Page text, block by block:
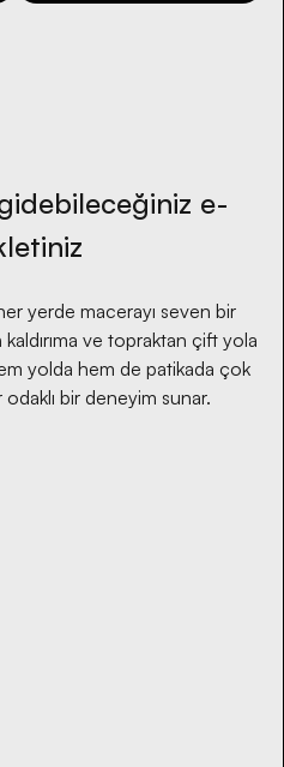
e-
yerde macerayı seven bir
ve topraktan çift yola
yolda hem de patikada çok
bir deneyim sunar.